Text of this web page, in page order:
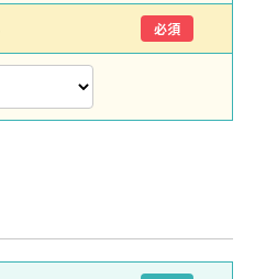
必須